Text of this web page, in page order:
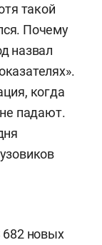
такой
Почему
назвал
когда
падают.
682 новых